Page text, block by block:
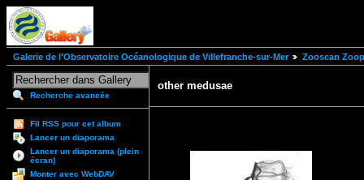
Galerie de l'Observatoire Océanologique de Villefranche-sur-Mer Zooscan
Recherche avancée
Fil RSS pour cet album
Lancer un diaporama
Lancer un diaporama (plein
écran)
Monter avec WebDAV
other medusae